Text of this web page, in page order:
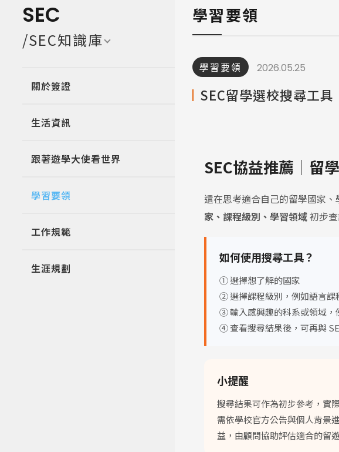
SEC
/SEC知識庫
關於簽證
生活資訊
跟著遊學大使看世界
學習要領
工作規範
生涯規劃
學習要領
學習要領 2026.05.25
SEC留學選校搜尋工具
SEC協益推薦│留
還在思考適合自己的留學國家
家、課程級別、學習領域初步查
如何使用搜尋工具？
① 選擇想了解的國家
② 選擇課程級別，例如語言課
③ 輸入感興趣的科系或領域
④ 查看搜尋結果後，可再與
小提醒
搜尋結果可作為初步參考，實
需依學校官方公告與個人背景
益，由顧問協助評估適合的留